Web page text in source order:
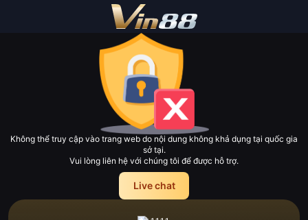
Không thể truy cập vào trang web do nội dung không khả dụng tại quốc gia
sở tại.
Vui lòng liên hệ với chúng tôi để được hỗ trợ.
Live chat